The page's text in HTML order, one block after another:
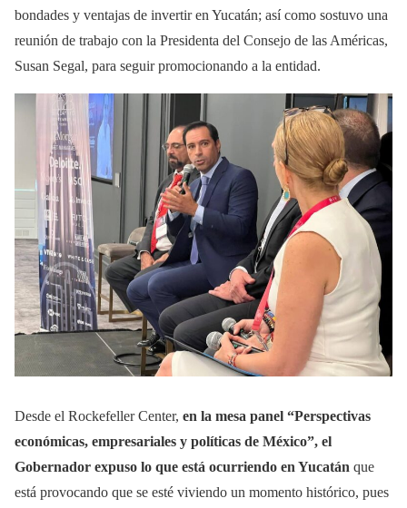
bondades y ventajas de invertir en Yucatán; así como sostuvo una
reunión de trabajo con la Presidenta del Consejo de las Américas,
Susan Segal, para seguir promocionando a la entidad.
Desde el Rockefeller Center, en la mesa panel “Perspectivas
económicas, empresariales y políticas de México”, el
Gobernador expuso lo que está ocurriendo en Yucatán que
está provocando que se esté viviendo un momento histórico, pues